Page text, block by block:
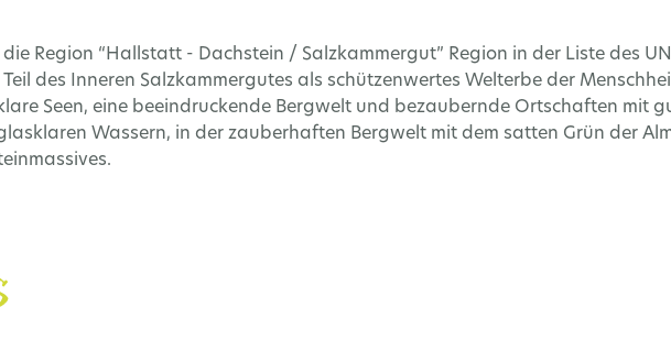
die Region “Hallstatt - Dachstein / Salzkammergut” Region in der Liste des
des Inneren Salzkammergutes als schützenwertes Welterbe der
Seen, eine beeindruckende Bergwelt und bezaubernde Ortschaften mit
Wassern, in der zauberhaften Bergwelt mit dem satten Grün der